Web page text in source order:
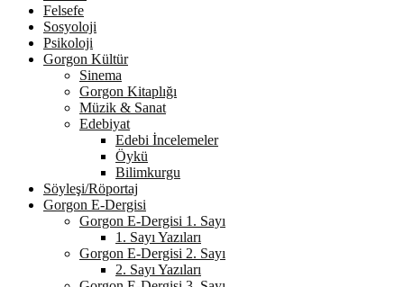
Felsefe
Sosyoloji
Psikoloji
Gorgon Kültür
Sinema
Gorgon Kitaplığı
Müzik & Sanat
Edebiyat
Edebi İncelemeler
Öykü
Bilimkurgu
Söyleşi/Röportaj
Gorgon E-Dergisi
Gorgon E-Dergisi 1. Sayı
1. Sayı Yazıları
Gorgon E-Dergisi 2. Sayı
2. Sayı Yazıları